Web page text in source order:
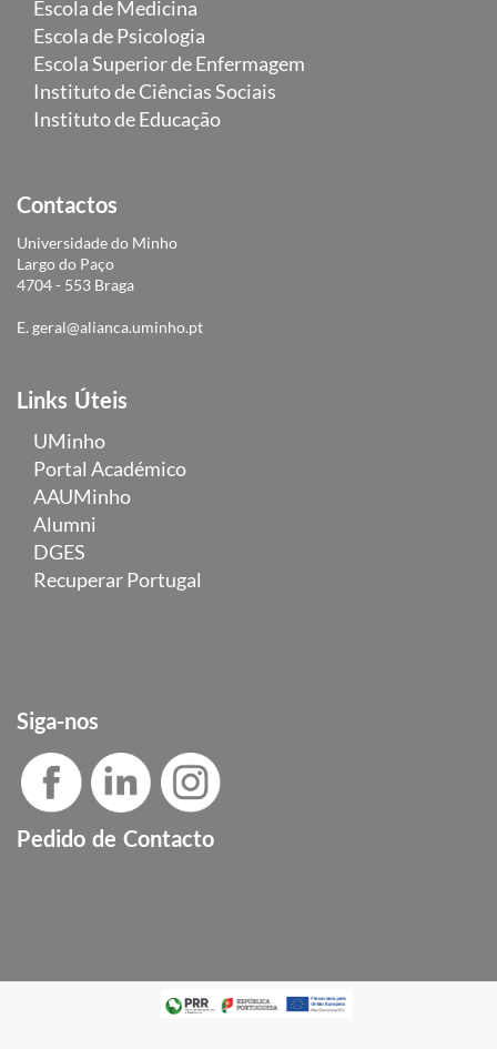
Escola de Medicina
Escola de Psicologia
Escola Superior de Enfermagem
Instituto de Ciências Sociais
Instituto de Educação
Contactos
Universidade do Minho
Largo do Paço
4704 - 553 Braga
E. geral@alianca.uminho.pt
Links Úteis
UMinho
Portal Académico
AAUMinho
Alumni
DGES
Recuperar Portugal
Siga-nos
Pedido de Contacto